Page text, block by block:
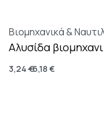
Βιομηχανικά &
Αλυσίδα
3,24€6,18 €